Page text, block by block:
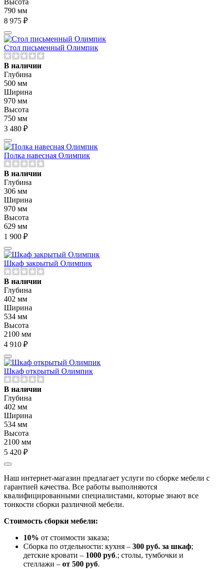
Высота
790 мм
8 975 ₽
Стол письменный Олимпик
В наличии
Глубина
500 мм
Ширина
970 мм
Высота
750 мм
3 480 ₽
Полка навесная Олимпик
В наличии
Глубина
306 мм
Ширина
970 мм
Высота
629 мм
1 900 ₽
Шкаф закрытый Олимпик
В наличии
Глубина
402 мм
Ширина
534 мм
Высота
2100 мм
4 910 ₽
Шкаф открытый Олимпик
В наличии
Глубина
402 мм
Ширина
534 мм
Высота
2100 мм
5 420 ₽
Наш интернет-магазин предлагает услуги по сборке мебели с
гарантией качества. Все работы выполняются
квалифицированными специалистами, которые знают все
тонкости сборки различной мебели.
Стоимость сборки мебели:
10% от стоимости заказа;
Сборка по отдельности: кухня – 300 руб. за шкаф;
детские кровати – 1000 руб.; столы, тумбочки и
стеллажи – от 500 руб.